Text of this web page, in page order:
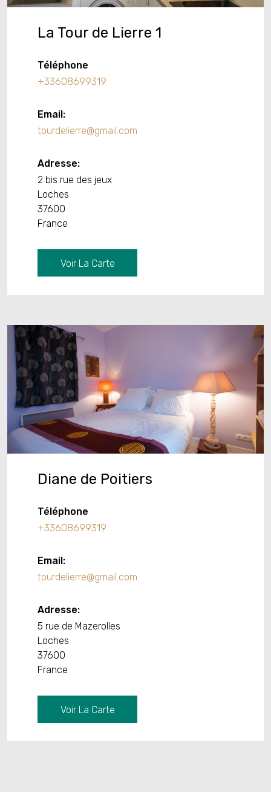
La Tour de Lierre 1
Téléphone
+33608699319
Email:
tourdelierre@gmail.com
Adresse:
2 bis rue des jeux
Loches
37600
France
Voir La Carte
Diane de Poitiers
Téléphone
+33608699319
Email:
tourdelierre@gmail.com
Adresse:
5 rue de Mazerolles
Loches
37600
France
Voir La Carte